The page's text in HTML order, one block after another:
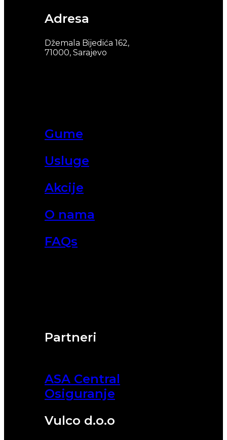
Partneri
ASA Central
Osiguranje
Vulco d.o.o
Gume
Usluge
Akcije
O nama
FAQs
Adresa
Džemala Bijedića 162,
71000, Sarajevo